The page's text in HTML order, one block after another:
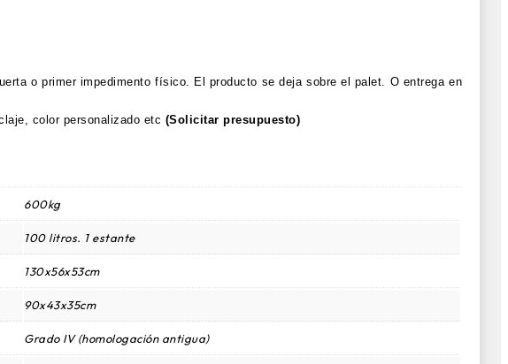
o primer impedimento físico. El producto se deja sobre el palet. O entrega en
color personalizado etc (Solicitar presupuesto)
600kg
100 litros. 1 estante
130x56x53cm
90x43x35cm
Grado IV (homologación antigua)